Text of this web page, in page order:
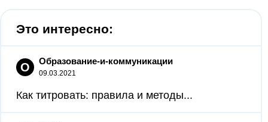
Это интересно:
О Образование-и-коммуникации
09.03.2021
Как титровать: правила и методы...